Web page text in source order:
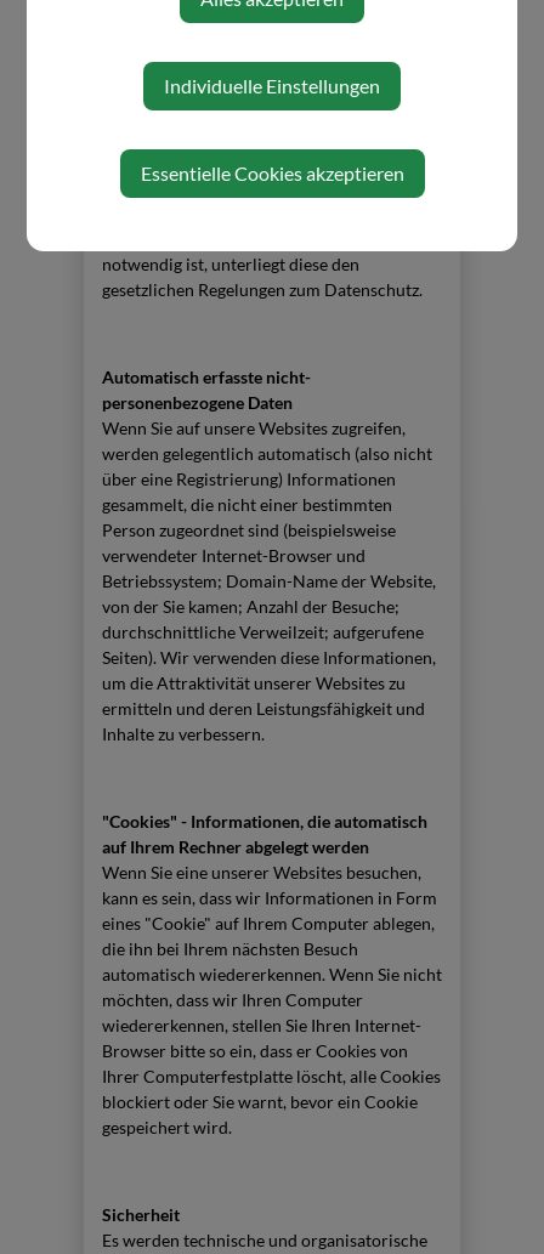
bzw. nutzungsbezogene Angaben
und -dauer sowie zu den von Ihnen genutzten
Telekommunikationsdiensten) mit
technischen Mitteln automatisch erzeugt.
personenbezogene Daten zulassen. Soweit
eine Erfassung, Verarbeitung und
notwendig ist, unterliegt diese den
gesetzlichen Regelungen zum Datenschutz.
Automatisch erfasste nicht-
personenbezogene Daten
Wenn Sie auf unsere Websites zugreifen,
werden gelegentlich automatisch (also nicht
über eine Registrierung) Informationen
gesammelt, die nicht einer bestimmten
Person zugeordnet sind (beispielsweise
verwendeter Internet-Browser und
Betriebssystem; Domain-Name der Website,
von der Sie kamen; Anzahl der Besuche;
durchschnittliche Verweilzeit; aufgerufene
Seiten). Wir verwenden diese Informationen,
um die Attraktivität unserer Websites zu
ermitteln und deren Leistungsfähigkeit und
Inhalte zu verbessern.
"Cookies" - Informationen, die automatisch
auf Ihrem Rechner abgelegt werden
Wenn Sie eine unserer Websites besuchen,
kann es sein, dass wir Informationen in Form
eines "Cookie" auf Ihrem Computer ablegen,
die ihn bei Ihrem nächsten Besuch
automatisch wiedererkennen. Wenn Sie nicht
möchten, dass wir Ihren Computer
wiedererkennen, stellen Sie Ihren Internet-
Browser bitte so ein, dass er Cookies von
Ihrer Computerfestplatte löscht, alle Cookies
blockiert oder Sie warnt, bevor ein Cookie
gespeichert wird.
Sicherheit
Es werden technische und organisatorische
Individuelle Einstellungen
Essentielle Cookies akzeptieren